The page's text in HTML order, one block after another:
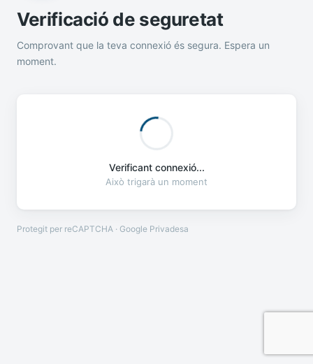
Verificació de seguretat
Comprovant que la teva connexió és segura. Espera un
moment.
Verificant connexió...
Això trigarà un moment
Protegit per reCAPTCHA · Google Privadesa